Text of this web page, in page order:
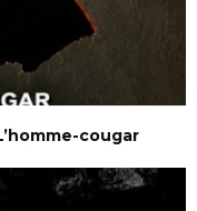
cougar